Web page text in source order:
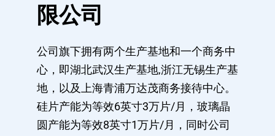
限公司
公司旗下拥有两个生产基地和一个商务中
心，即湖北武汉生产基地,浙江无锡生产基
地，以及上海青浦万达茂商务接待中心。
硅片产能为等效6英寸3万片/月，玻璃晶
圆产能为等效8英寸1万片/月，同时公司